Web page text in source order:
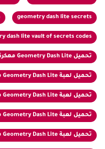
geometry dash lite secrets
dash lite vault of secrets codes
تحميل Geometry Dash Lite مهكرة
تحميل لعبة Geometry Dash Lite مهكره
تحميل لعبة Geometry Dash Lite مهكره اخر اصدار
تحميل لعبة Geometry Dash Lite مهكره اخر تحديث
تحميل لعبة Geometry Dash Lite مهكره للاندرويد